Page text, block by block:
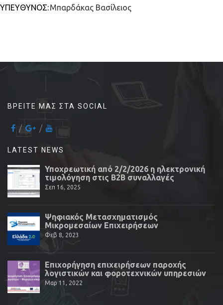
YΠΕΥΘΥΝΟΣ:Μπαρδάκας Βασίλειος
ΒΡΕΊΤΕ ΜΑΣ ΣΤΑ SOCIAL
LATEST NEWS
Υποχρεωτική από 2/2/2026 η ηλεκτρονική
τιμολόγηση στις Β2Β συναλλαγές
Σεπ 16, 2025
Ψηφιακός Μετασχηματισμός
Μικρομεσαίων Επιχειρήσεων
Φεβ 8, 2023
Επιχορήγηση επιχειρήσεων παροχής
λογιστικών και φοροτεχνικών υπηρεσιών
Μαρ 11, 2022